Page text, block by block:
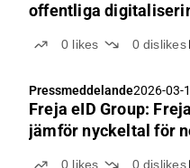
offentliga
0 likes 0 dislikes
Pressmeddelande2026-03-
Freja eID Group:
jämför nyckeltal för
0 likes 0 dislikes